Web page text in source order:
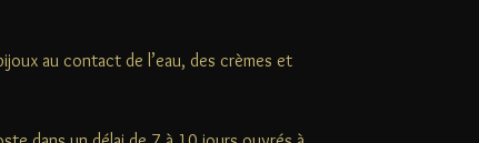
au contact de l’eau, des crèmes et